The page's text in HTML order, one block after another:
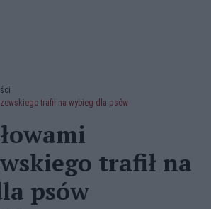
trafił na wybieg dla psów
trafił na
psów